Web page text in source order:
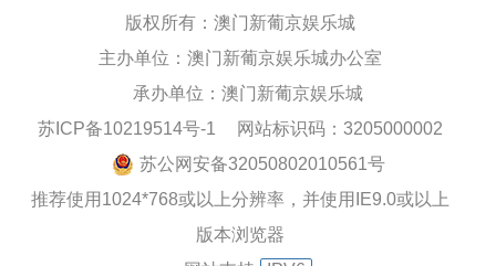
版权所有：澳门新葡京娱乐城
主办单位：澳门新葡京娱乐城办公室
承办单位：澳门新葡京娱乐城
苏ICP备10219514号-1
网站标识码：3205000002
苏公网安备32050802010561号
推荐使用1024*768或以上分辨率，并使用IE9.0或以上
版本浏览器